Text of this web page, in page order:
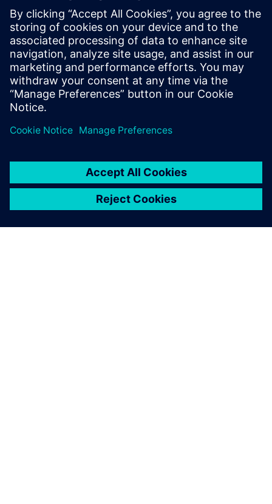
Batterieherstellungsprozess
Bauen Sie die Maschinen von morgen mit den
passenden, hochentwickelten
Maschinenbauwerkzeugen für den
Batterieherstellungsprozess. Erfahren Sie mehr.